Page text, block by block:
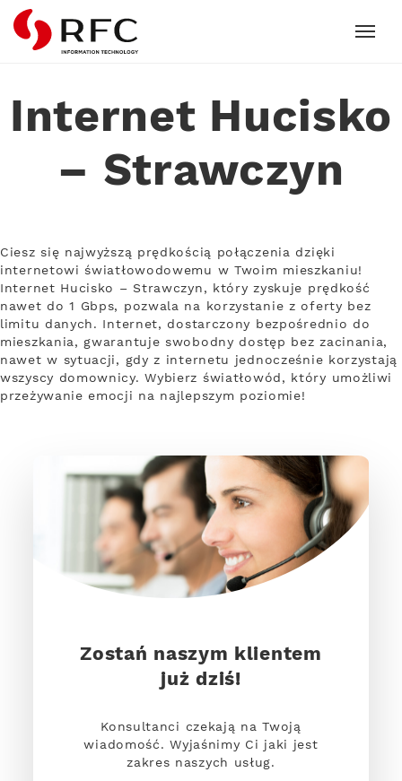
RFC
Internet Hucisko
– Strawczyn
Ciesz się najwyższą prędkością połączenia dzięki
internetowi światłowodowemu w Twoim mieszkaniu!
Internet Hucisko – Strawczyn, który zyskuje prędkość
nawet do 1 Gbps, pozwala na korzystanie z oferty bez
limitu danych. Internet, dostarczony bezpośrednio do
mieszkania, gwarantuje swobodny dostęp bez zacinania,
nawet w sytuacji, gdy z internetu jednocześnie korzystają
wszyscy domownicy. Wybierz światłowód, który umożliwi
przeżywanie emocji na najlepszym poziomie!
Zostań naszym klientem
już dziś!
Konsultanci czekają na Twoją
wiadomość. Wyjaśnimy Ci jaki jest
zakres naszych usług.